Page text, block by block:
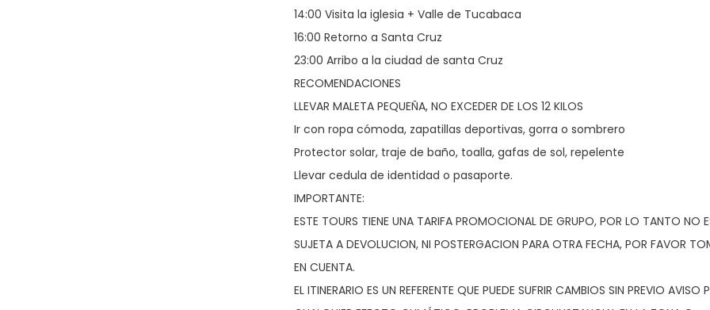
14:00 Visita la iglesia + Valle de Tucabaca
16:00 Retorno a Santa Cruz
23:00 Arribo a la ciudad de santa Cruz
RECOMENDACIONES
LLEVAR MALETA PEQUEÑA, NO EXCEDER DE LOS 12 KILOS
Ir con ropa cómoda, zapatillas deportivas, gorra o sombrero
Protector solar, traje de baño, toalla, gafas de sol, repelente
Llevar cedula de identidad o pasaporte.
IMPORTANTE:
ESTE TOURS TIENE UNA TARIFA PROMOCIONAL DE GRUPO, POR LO TANTO NO
SUJETA A DEVOLUCION, NI POSTERGACION PARA OTRA FECHA, POR FAVOR
EN CUENTA.
EL ITINERARIO ES UN REFERENTE QUE PUEDE SUFRIR CAMBIOS SIN PREVIO AVISO